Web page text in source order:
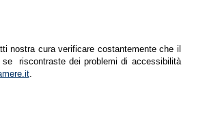
nostra cura verificare costantemente che il
riscontraste dei problemi di accessibilità
.